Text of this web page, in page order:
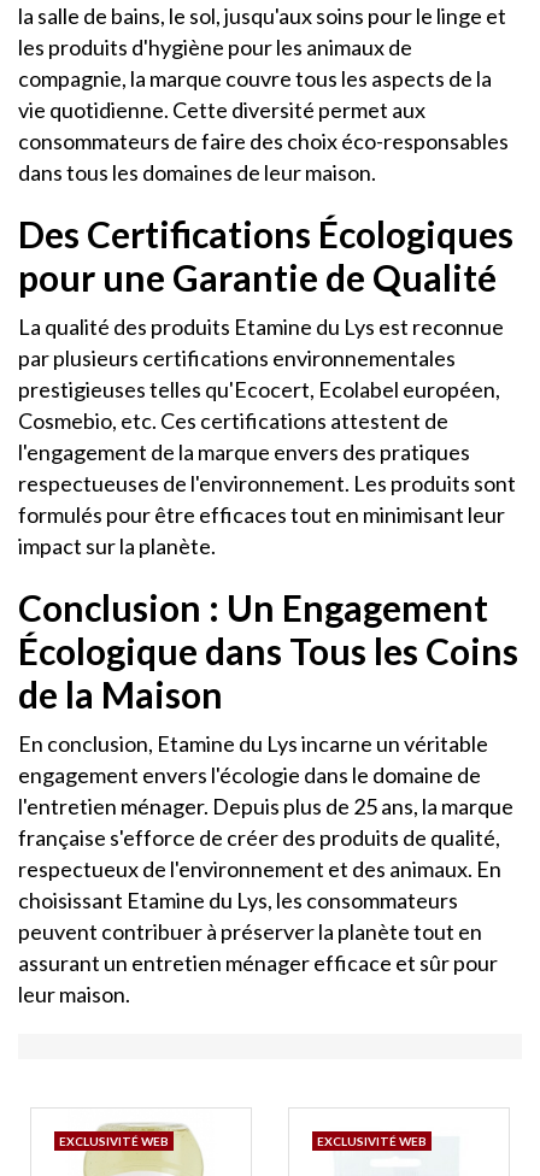
la salle de bains, le sol, jusqu'aux soins pour le linge et
les produits d'hygiène pour les animaux de
compagnie, la marque couvre tous les aspects de la
vie quotidienne. Cette diversité permet aux
consommateurs de faire des choix éco-responsables
dans tous les domaines de leur maison.
Des Certifications Écologiques
pour une Garantie de Qualité
La qualité des produits Etamine du Lys est reconnue
par plusieurs certifications environnementales
prestigieuses telles qu'Ecocert, Ecolabel européen,
Cosmebio, etc. Ces certifications attestent de
l'engagement de la marque envers des pratiques
respectueuses de l'environnement. Les produits sont
formulés pour être efficaces tout en minimisant leur
impact sur la planète.
Conclusion : Un Engagement
Écologique dans Tous les Coins
de la Maison
En conclusion, Etamine du Lys incarne un véritable
engagement envers l'écologie dans le domaine de
l'entretien ménager. Depuis plus de 25 ans, la marque
française s'efforce de créer des produits de qualité,
respectueux de l'environnement et des animaux. En
choisissant Etamine du Lys, les consommateurs
peuvent contribuer à préserver la planète tout en
assurant un entretien ménager efficace et sûr pour
leur maison.
EXCLUSIVITÉ WEB EXCLUSIVITÉ WEB